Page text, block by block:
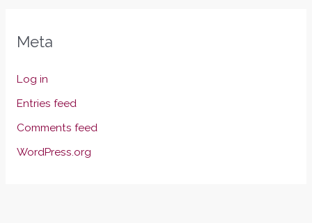
Meta
Log in
Entries feed
Comments feed
WordPress.org